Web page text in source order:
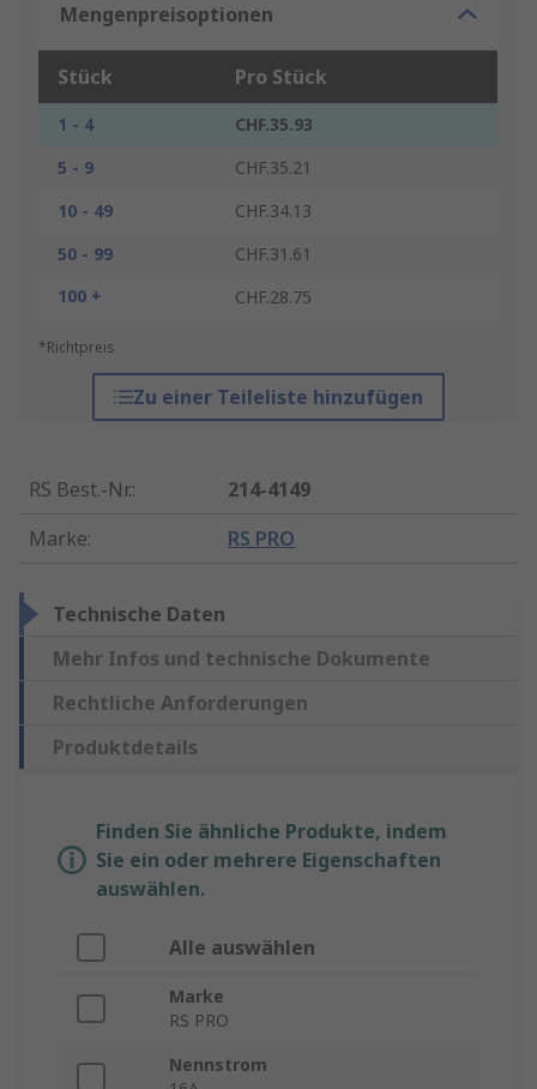
Mengenpreisoptionen
Stück Pro Stück
1 - 4
CHF.35.93
5 - 9
CHF.35.21
10 - 49
CHF.34.13
50 - 99
CHF.31.61
100 +
CHF.28.75
*Richtpreis
Zu einer Teileliste hinzufügen
RS Best.-Nr.:
214-4149
Marke: RS PRO
Technische Daten
Mehr Infos und technische Dokumente
Rechtliche Anforderungen
Produktdetails
Finden Sie ähnliche Produkte, indem
Sie ein oder mehrere Eigenschaften
auswählen.
Alle auswählen
Marke
RS PRO
Nennstrom